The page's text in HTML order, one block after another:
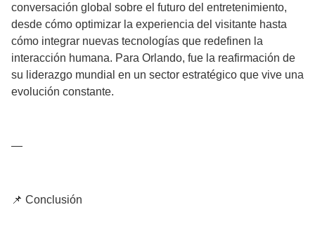
conversación global sobre el futuro del entretenimiento,
desde cómo optimizar la experiencia del visitante hasta
cómo integrar nuevas tecnologías que redefinen la
interacción humana. Para Orlando, fue la reafirmación de
su liderazgo mundial en un sector estratégico que vive una
evolución constante.
—
📌 Conclusión